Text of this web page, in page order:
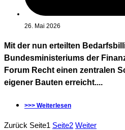
26. Mai 2026
Mit der nun erteilten
Bundesministeriums der
Forum Recht einen zentralen
eigener Bauten erreicht....
>>> Weiterlesen
Zurück Seite1 Seite2 Weiter